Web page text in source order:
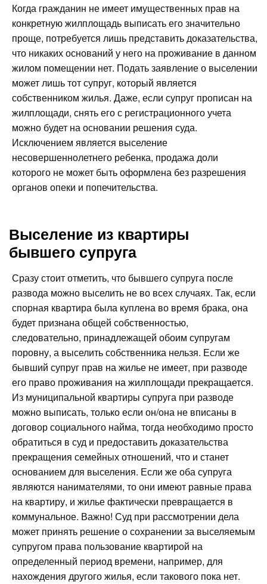
Когда гражданин не имеет имущественных прав на
конкретную жилплощадь выписать его значительно
проще, потребуется лишь представить доказательства,
что никаких оснований у него на проживание в данном
жилом помещении нет. Подать заявление о выселении
может лишь тот супруг, который является
собственником жилья. Даже, если супруг прописан на
жилплощади, снять его с регистрационного учета
можно будет на основании решения суда.
Исключением является выселение
несовершеннолетнего ребенка, продажа доли
которого не может быть оформлена без разрешения
органов опеки и попечительства.
Выселение из квартиры
бывшего супруга
Сразу стоит отметить, что бывшего супруга после
развода можно выселить не во всех случаях. Так, если
спорная квартира была куплена во время брака, она
будет признана общей собственностью,
следовательно, принадлежащей обоим супругам
поровну, а выселить собственника нельзя. Если же
бывший супруг прав на жилье не имеет, при разводе
его право проживания на жилплощади прекращается.
Из муниципальной квартиры супруга при разводе
можно выписать, только если он/она не вписаны в
договор социального найма, тогда необходимо просто
обратиться в суд и предоставить доказательства
прекращения семейных отношений, что и станет
основанием для выселения. Если же оба супруга
являются нанимателями, то они имеют равные права
на квартиру, и жилье фактически превращается в
коммунальное. Важно! Суд при рассмотрении дела
может принять решение о сохранении за выселяемым
супругом права пользование квартирой на
определенный период времени, например, для
нахождения другого жилья, если такового пока нет.